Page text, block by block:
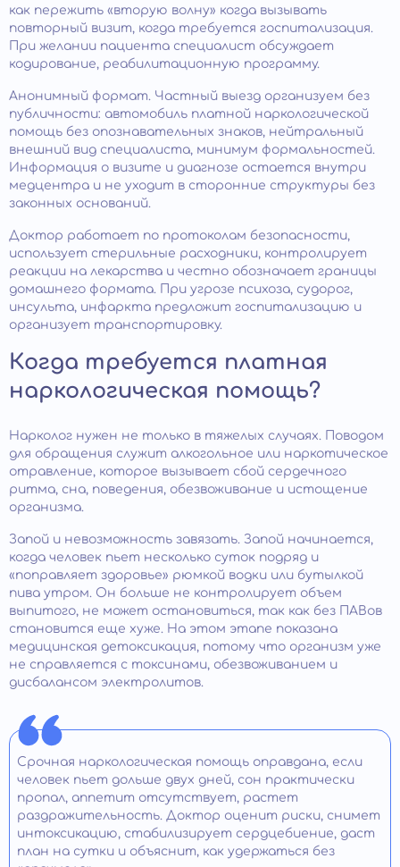
как пережить «вторую волну» когда вызывать
повторный визит, когда требуется госпитализация.
При желании пациента специалист обсуждает
кодирование, реабилитационную программу.
Анонимный формат. Частный выезд организуем без
публичности: автомобиль платной наркологической
помощь без опознавательных знаков, нейтральный
внешний вид специалиста, минимум формальностей.
Информация о визите и диагнозе остается внутри
медцентра и не уходит в сторонние структуры без
законных оснований.
Доктор работает по протоколам безопасности,
использует стерильные расходники, контролирует
реакции на лекарства и честно обозначает границы
домашнего формата. При угрозе психоза, судорог,
инсульта, инфаркта предложит госпитализацию и
организует транспортировку.
Когда требуется платная
наркологическая помощь?
Нарколог нужен не только в тяжелых случаях. Поводом
для обращения служит алкогольное или наркотическое
отравление, которое вызывает сбой сердечного
ритма, сна, поведения, обезвоживание и истощение
организма.
Запой и невозможность завязать. Запой начинается,
когда человек пьет несколько суток подряд и
«поправляет здоровье» рюмкой водки или бутылкой
пива утром. Он больше не контролирует объем
выпитого, не может остановиться, так как без ПАВов
становится еще хуже. На этом этапе показана
медицинская детоксикация, потому что организм уже
не справляется с токсинами, обезвоживанием и
дисбалансом электролитов.
Срочная наркологическая помощь оправдана, если
человек пьет дольше двух дней, сон практически
пропал, аппетит отсутствует, растет
раздражительность. Доктор оценит риски, снимет
интоксикацию, стабилизирует сердцебиение, даст
план на сутки и объяснит, как удержаться без